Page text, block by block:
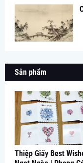
Sản phẩm
Thiệp Giấy Best